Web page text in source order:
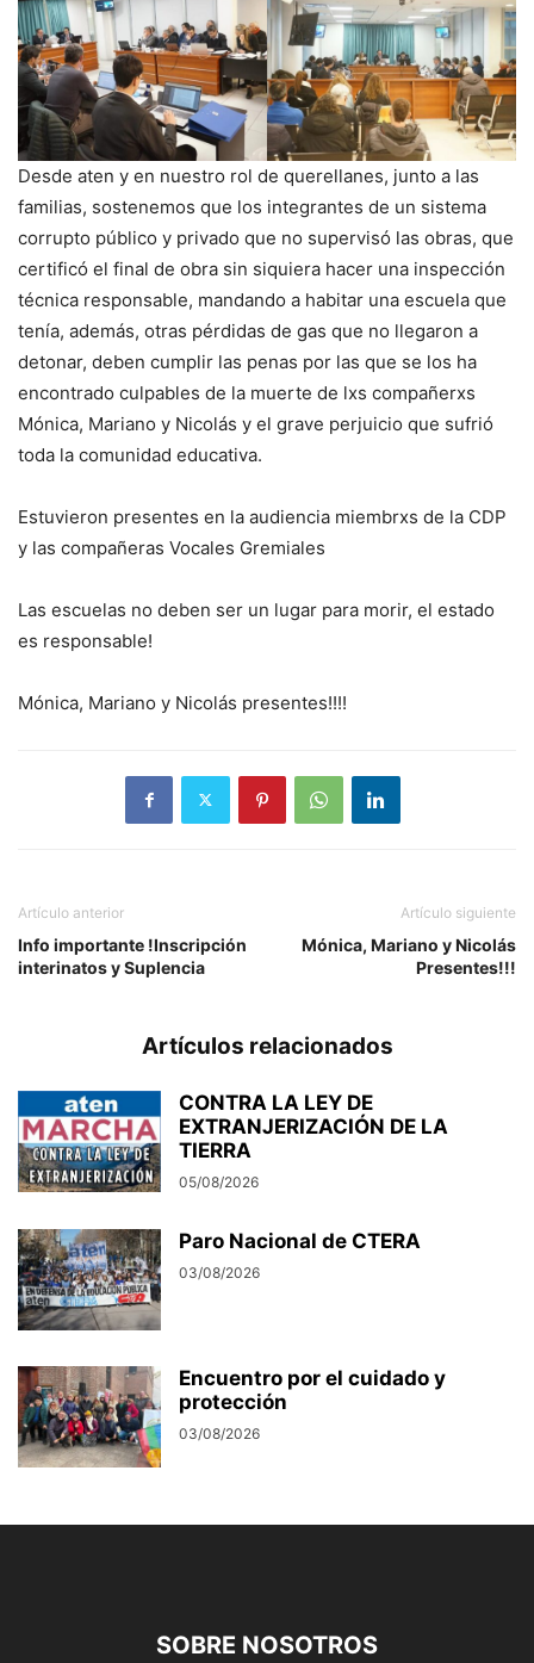
Desde aten y en nuestro rol de querellanes, junto a las
familias, sostenemos que los integrantes de un sistema
corrupto público y privado que no supervisó las obras, que
certificó el final de obra sin siquiera hacer una inspección
técnica responsable, mandando a habitar una escuela que
tenía, además, otras pérdidas de gas que no llegaron a
detonar, deben cumplir las penas por las que se los ha
encontrado culpables de la muerte de lxs compañerxs
Mónica, Mariano y Nicolás y el grave perjuicio que sufrió
toda la comunidad educativa.
Estuvieron presentes en la audiencia miembrxs de la CDP
y las compañeras Vocales Gremiales
Las escuelas no deben ser un lugar para morir, el estado
es responsable!
Mónica, Mariano y Nicolás presentes!!!!
Artículo anterior
Info importante !Inscripción
interinatos y Suplencia
Artículo siguiente
Mónica, Mariano y Nicolás
Presentes!!!
Artículos relacionados
CONTRA LA LEY DE
EXTRANJERIZACIÓN DE LA
TIERRA
05/08/2026
Paro Nacional de CTERA
03/08/2026
Encuentro por el cuidado y
protección
03/08/2026
SOBRE NOSOTROS